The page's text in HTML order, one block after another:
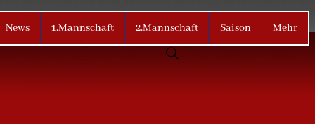
News 1.Mannschaft 2.Mannschaft Saison Mehr